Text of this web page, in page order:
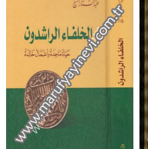
%55İndirim